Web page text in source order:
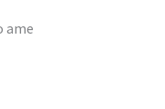
ame